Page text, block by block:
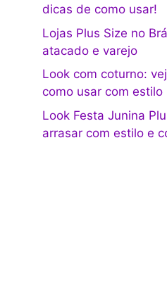
dicas de como usar!
Lojas Plus Size no
atacado e varejo
Look com coturno:
como usar com estilo
Look Festa Junina
arrasar com estilo e